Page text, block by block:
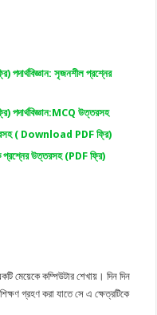
সৃজনশীল প্রশ্নের
উত্তরসহ
( Download PDF ফ্রি)
প্রশ্নের উত্তরসহ (PDF ফ্রি)
মেয়েকে কম্পিউটার শেখায়। দিন দিন
গ্রহণ করা যাতে সে এ ক্ষেত্রটিকে